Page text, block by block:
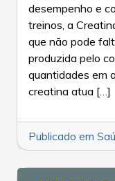
desempenho e
treinos, a
que não pode
produzida pelo
quantidades em
creatina atua […]
Publicado em